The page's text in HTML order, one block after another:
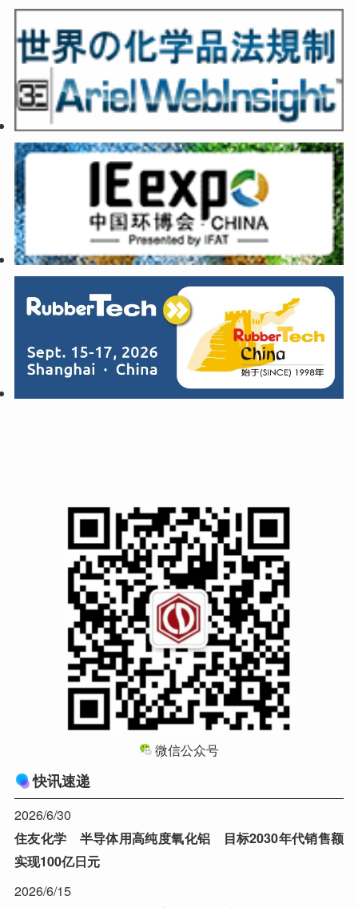
微信公众号
快讯速递
2026/6/30
住友化学 半导体用高纯度氧化铝 目标2030年代销售额
实现100亿日元
2026/6/15